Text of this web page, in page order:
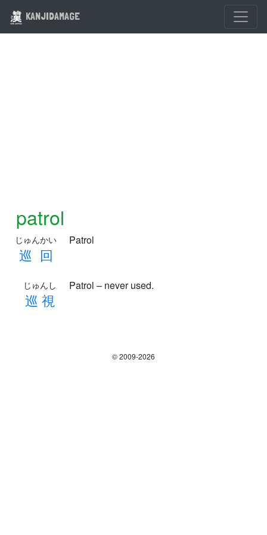
KANJIDAMAGE
patrol
巡 回
じゅんかい Patrol
巡 視
じゅんし Patrol – never used.
© 2009-2026